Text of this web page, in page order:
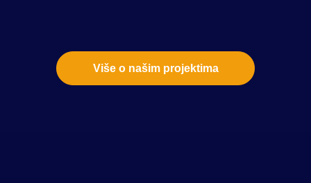
Više o našim projektima